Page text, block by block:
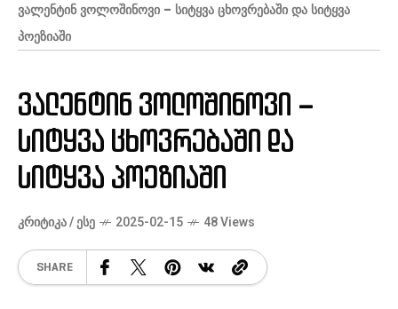
ᲕᲐᲚᲔᲜᲢᲘᲜ ᲕᲝᲚᲝᲨᲘᲜᲝᲕᲘ – ᲡᲘᲢᲧᲕᲐ ᲪᲮᲝᲕᲠᲔᲑᲐᲨᲘ ᲓᲐ ᲡᲘᲢᲧᲕᲐ
ᲞᲝᲔᲖᲘᲐᲨᲘ
ვალენტინ ვოლოშინოვი –
სიტყვა ცხოვრებაში და
სიტყვა პოეზიაში
ᲙᲠᲘᲢᲘᲙᲐ / ᲔᲡᲔ 2025-02-15 48 Views
SHARE